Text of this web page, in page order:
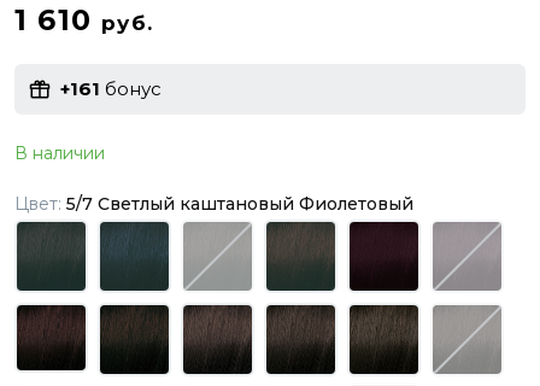
1 610 руб.
+161 бонус
В наличии
Цвет: 5/7 Светлый каштановый Фиолетовый